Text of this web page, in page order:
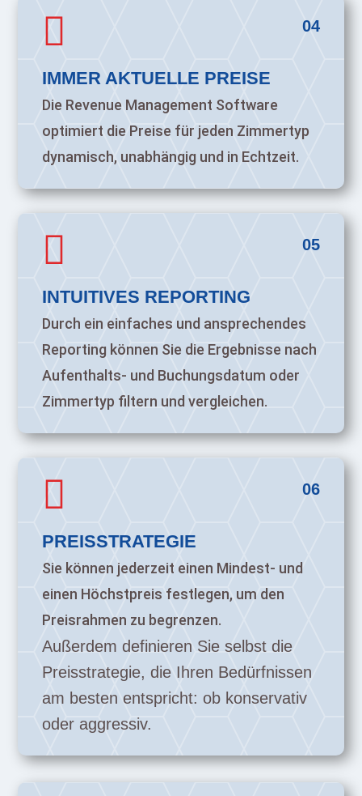
04

IMMER AKTUELLE PREISE
Die Revenue Management Software
optimiert die Preise für jeden Zimmertyp
dynamisch, unabhängig und in Echtzeit.
05

INTUITIVES REPORTING
Durch ein einfaches und ansprechendes
Reporting können Sie die Ergebnisse nach
Aufenthalts- und Buchungsdatum oder
Zimmertyp filtern und vergleichen.
06

PREISSTRATEGIE
Sie können jederzeit einen Mindest- und
einen Höchstpreis festlegen, um den
Preisrahmen zu begrenzen.
Außerdem definieren Sie selbst die
Preisstrategie, die Ihren Bedürfnissen
am besten entspricht: ob konservativ
oder aggressiv.